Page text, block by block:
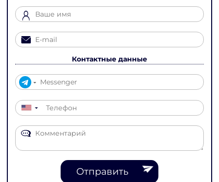
Контактные данные
▼
Отправить